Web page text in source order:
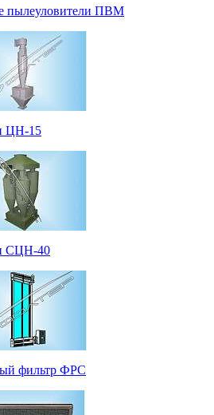
пылеуловители ПВМ
ЦН-15
СЦН-40
фильтр ФРС